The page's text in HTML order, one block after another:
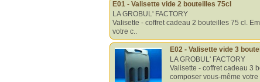
E01 - Valisette vide 2 bouteilles 75cl
LA GROBUL' FACTORY
Valisette - coffret cadeau 2 bouteilles 75 cl.
votre c..
E02 - Valisette vide 3
LA GROBUL' FACTORY
Valisette - coffret cadeau 3
composer vous-même votre